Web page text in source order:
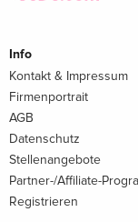
Info
Kontakt & Impressum
Firmenportrait
AGB
Datenschutz
Stellenangebote
Partner-/Affiliate-
Registrieren